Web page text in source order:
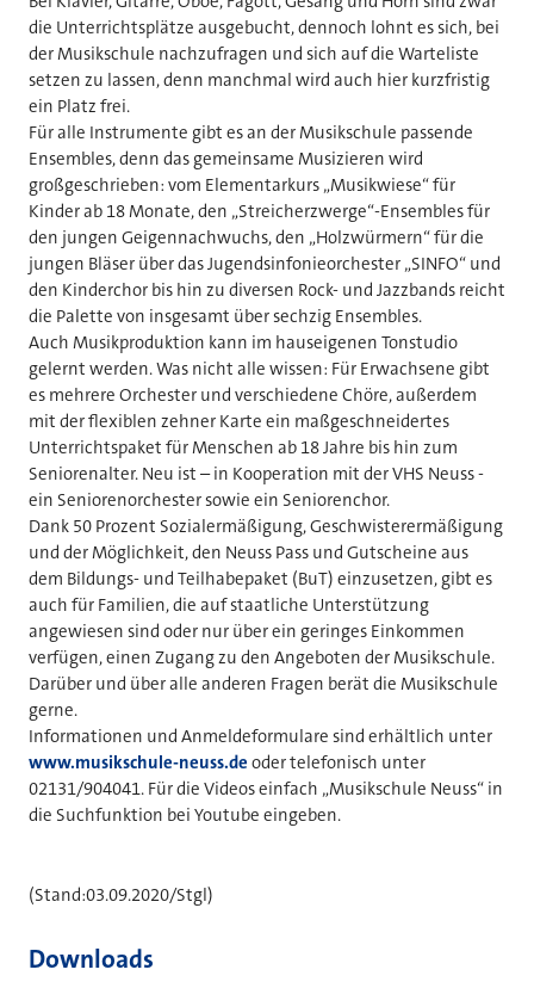
die Unterrichtsplätze ausgebucht, dennoch lohnt es sich, bei
der Musikschule nachzufragen und sich auf die Warteliste
setzen zu lassen, denn manchmal wird auch hier kurzfristig
ein Platz frei.
Für alle Instrumente gibt es an der Musikschule passende
Ensembles, denn das gemeinsame Musizieren wird
großgeschrieben: vom Elementarkurs „Musikwiese“ für
Kinder ab 18 Monate, den „Streicherzwerge“-Ensembles für
den jungen Geigennachwuchs, den „Holzwürmern“ für die
jungen Bläser über das Jugendsinfonieorchester „SINFO“ und
den Kinderchor bis hin zu diversen Rock- und Jazzbands reicht
die Palette von insgesamt über sechzig Ensembles.
Auch Musikproduktion kann im hauseigenen Tonstudio
gelernt werden. Was nicht alle wissen: Für Erwachsene gibt
es mehrere Orchester und verschiedene Chöre, außerdem
mit der flexiblen zehner Karte ein maßgeschneidertes
Unterrichtspaket für Menschen ab 18 Jahre bis hin zum
Seniorenalter. Neu ist – in Kooperation mit der VHS Neuss -
ein Seniorenorchester sowie ein Seniorenchor.
Dank 50 Prozent Sozialermäßigung, Geschwisterermäßigung
und der Möglichkeit, den Neuss Pass und Gutscheine aus
dem Bildungs- und Teilhabepaket (BuT) einzusetzen, gibt es
auch für Familien, die auf staatliche Unterstützung
angewiesen sind oder nur über ein geringes Einkommen
verfügen, einen Zugang zu den Angeboten der Musikschule.
Darüber und über alle anderen Fragen berät die Musikschule
gerne.
Informationen und Anmeldeformulare sind erhältlich unter
www.musikschule-neuss.de oder telefonisch unter
02131/904041. Für die Videos einfach „Musikschule Neuss“ in
die Suchfunktion bei Youtube eingeben.
(Stand:03.09.2020/Stgl)
Downloads